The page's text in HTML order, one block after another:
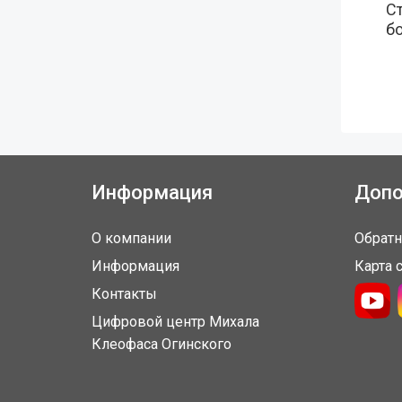
Информация
О компании
Информация
Контакты
Цифровой центр Михала
Клеофаса Огинского
Карта